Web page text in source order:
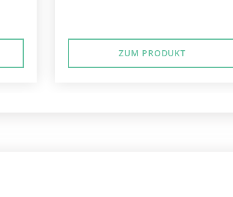
ZUM PRODUKT